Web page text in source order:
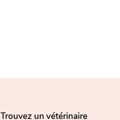
Trouvez un vétérinaire